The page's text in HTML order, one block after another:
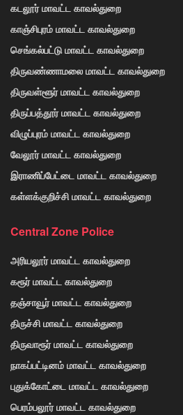
கடலூர் மாவட்ட காவல்துறை
காஞ்சிபுரம் மாவட்ட காவல்துறை
செங்கல்பட்டு மாவட்ட காவல்துறை
திருவண்ணாமலை மாவட்ட காவல்துறை
திருவள்ளூர் மாவட்ட காவல்துறை
திருப்பத்தூர் மாவட்ட காவல்துறை
விழுப்புரம் மாவட்ட காவல்துறை
வேலூர் மாவட்ட காவல்துறை
இராணிப்பேட்டை மாவட்ட காவல்துறை
கள்ளக்குறிச்சி மாவட்ட காவல்துறை
Central Zone Police
அரியலூர் மாவட்ட காவல்துறை
கரூர் மாவட்ட காவல்துறை
தஞ்சாவூர் மாவட்ட காவல்துறை
திருச்சி மாவட்ட காவல்துறை
திருவாரூர் மாவட்ட காவல்துறை
நாகப்பட்டினம் மாவட்ட காவல்துறை
புதுக்கோட்டை மாவட்ட காவல்துறை
பெரம்பலூர் மாவட்ட காவல்துறை